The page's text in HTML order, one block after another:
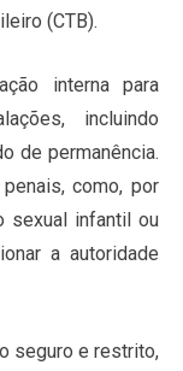
(CTB).
interna para
incluindo
de permanência.
como, por
sexual infantil ou
a autoridade
seguro e restrito,